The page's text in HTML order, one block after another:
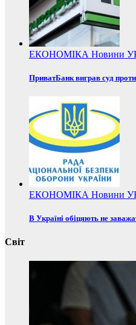
ЕКОНОМІКА Новини
ПриватБанк виграв суд
ЕКОНОМІКА Новини
В Україні обіцяють не
Світ